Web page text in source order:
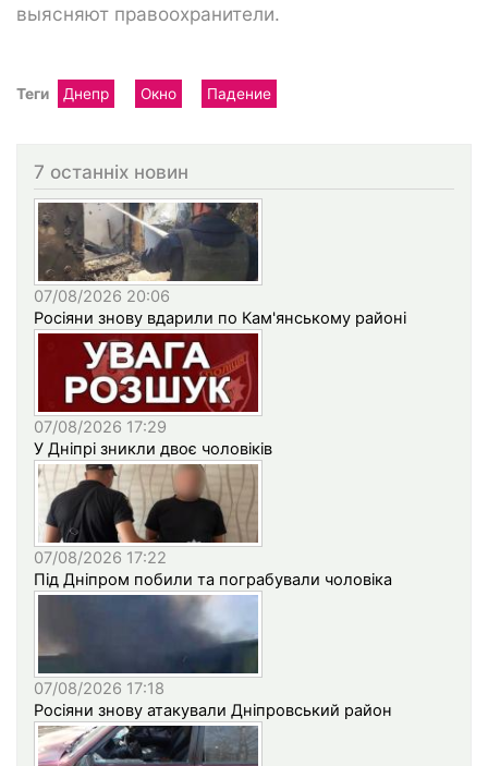
выясняют правоохранители.
Теги Днепр Окно Падение
7 останніх новин
07/08/2026 20:06
Росіяни знову вдарили по Кам'янському районі
07/08/2026 17:29
У Дніпрі зникли двоє чоловіків
07/08/2026 17:22
Під Дніпром побили та пограбували чоловіка
07/08/2026 17:18
Росіяни знову атакували Дніпровський район